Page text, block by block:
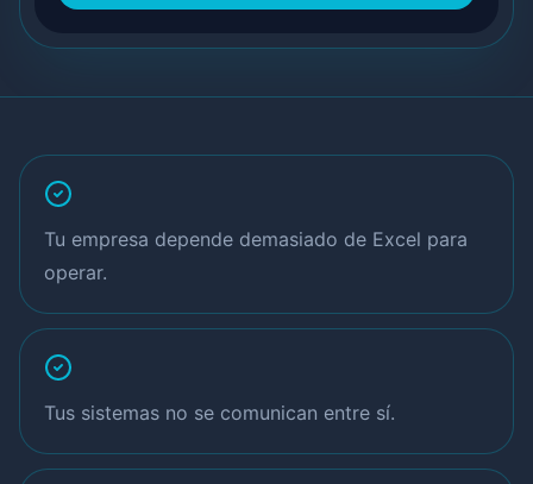
Tu empresa depende demasiado de Excel para
operar.
Tus sistemas no se comunican entre sí.